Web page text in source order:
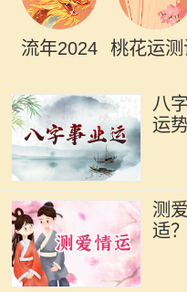
流年2024 桃花运测
八
运
测
适？